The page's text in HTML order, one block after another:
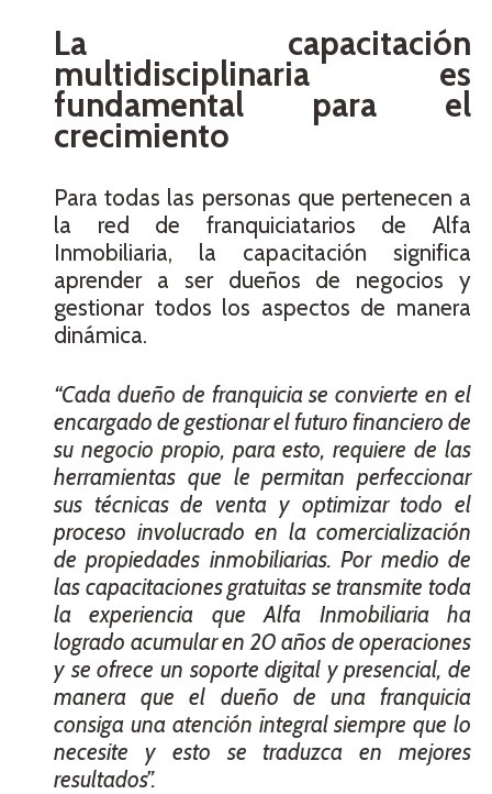
La capacitación
multidisciplinaria es
fundamental para el
crecimiento
Para todas las personas que pertenecen a
la red de franquiciatarios de Alfa
Inmobiliaria, la capacitación significa
aprender a ser dueños de negocios y
gestionar todos los aspectos de manera
dinámica.
“Cada dueño de franquicia se convierte en el
encargado de gestionar el futuro financiero de
su negocio propio, para esto, requiere de las
herramientas que le permitan perfeccionar
sus técnicas de venta y optimizar todo el
proceso involucrado en la comercialización
de propiedades inmobiliarias. Por medio de
las capacitaciones gratuitas se transmite toda
la experiencia que Alfa Inmobiliaria ha
logrado acumular en 20 años de operaciones
y se ofrece un soporte digital y presencial, de
manera que el dueño de una franquicia
consiga una atención integral siempre que lo
necesite y esto se traduzca en mejores
resultados”.